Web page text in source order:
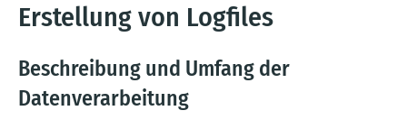
Erstellung von Logfiles
Beschreibung und Umfang der
Datenverarbeitung